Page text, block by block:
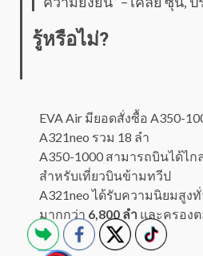
รู้หรือไม่?
EVA Air มียอดสั่งซื้อ A350-
A321neo รวม 18 ลำ
A350-1000 สามารถบินได้ไก
สำหรับเที่ยวบินข้ามทวีป
A321neo ได้รับความนิยมสูง
มากกว่า 6,800 ลำ และครอง